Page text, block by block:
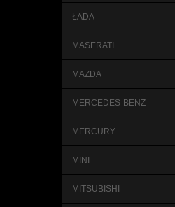
ŁADA
MASERATI
MAZDA
MERCEDES-BENZ
MERCURY
MINI
MITSUBISHI